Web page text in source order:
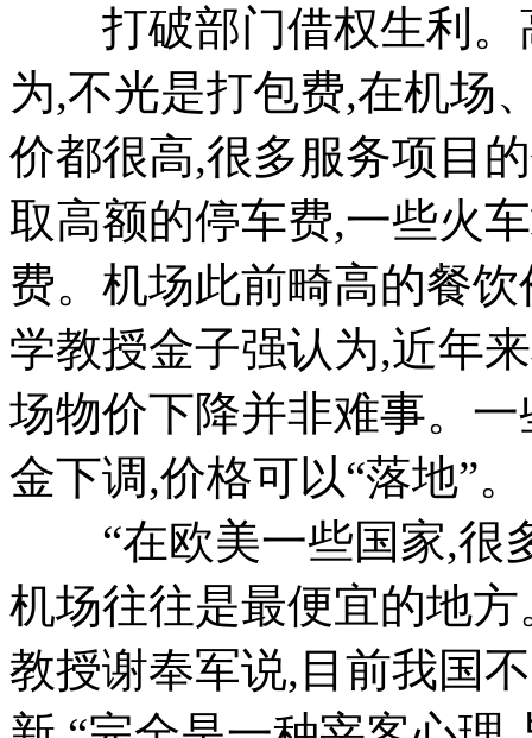
打破部门借权生利。
为,不光是打包费,在机场
价都很高,很多服务项目
取高额的停车费,一些火
费。机场此前畸高的餐
学教授金子强认为,近年
场物价下降并非难事。
金下调,价格可以“落地”。
“在欧美一些国家,很
机场往往是最便宜的地
教授谢奉军说,目前我国